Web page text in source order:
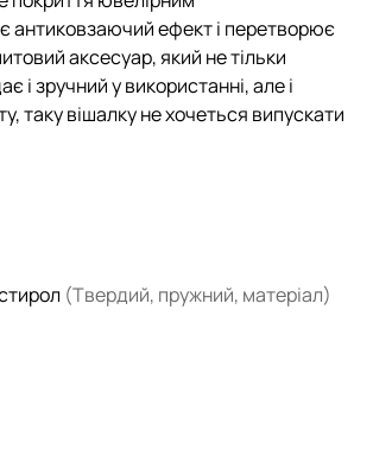
антиковзаючий ефект і перетворює
аксесуар,який не тільки
і зручний у використанні, але і
такувішалку не хочеться випускати
(Твердий, пружний, матеріал)